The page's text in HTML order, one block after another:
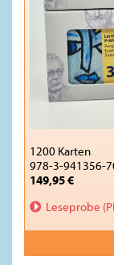
1200 Karten
978-3-941356-
149,95 €
Leseprobe